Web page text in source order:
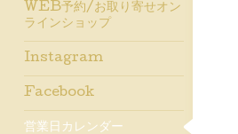
WEB予約/お取り寄せオン
ラインショップ
Instagram
Facebook
営業日カレンダー